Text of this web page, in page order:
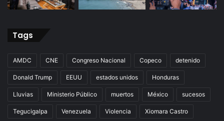
Tags
AMDC CNE Congreso Nacional Copeco detenido
Donald Trump EEUU estados unidos Honduras
Lluvias Ministerio Público muertos México sucesos
Tegucigalpa Venezuela Violencia Xiomara Castro